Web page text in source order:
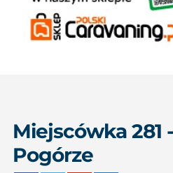
Miejscówka 281
Pogórze